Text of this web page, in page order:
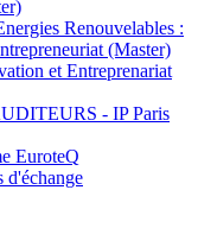
Renouvelables :
(Master)
et Entreprenariat
- IP Paris
EuroteQ
d'échange